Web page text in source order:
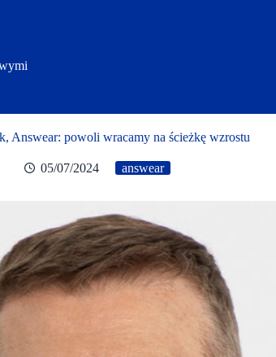
Answear: powoli wracamy na ścieżkę wzrostu
05/07/2024 answear